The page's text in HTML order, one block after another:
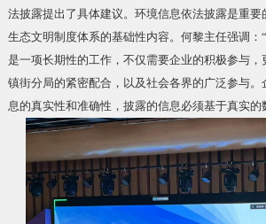
法披露提出了具体建议。环境信息依法披露是重要
生态文明制度体系的基础性内容。何黎主任强调：
是一项长期性的工作，不仅需要企业的积极参与，
镇街分局的紧密配合，以及社会各界的广泛参与
息的真实性和准确性，披露的信息必须基于真实的